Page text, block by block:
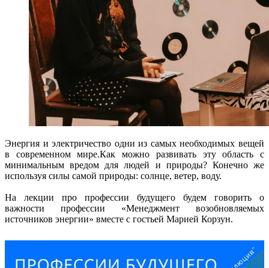
Энергия и электричество одни из самых необходимых вещей
в современном мире.Как можно развивать эту область с
минимальным вредом для людей и природы? Конечно же
используя силы самой природы: солнце, ветер, воду.
На лекции про профессии будущего будем говорить о
важности профессии «Менеджмент возобновляемых
источников энергии» вместе с гостьей Марией Корзун.